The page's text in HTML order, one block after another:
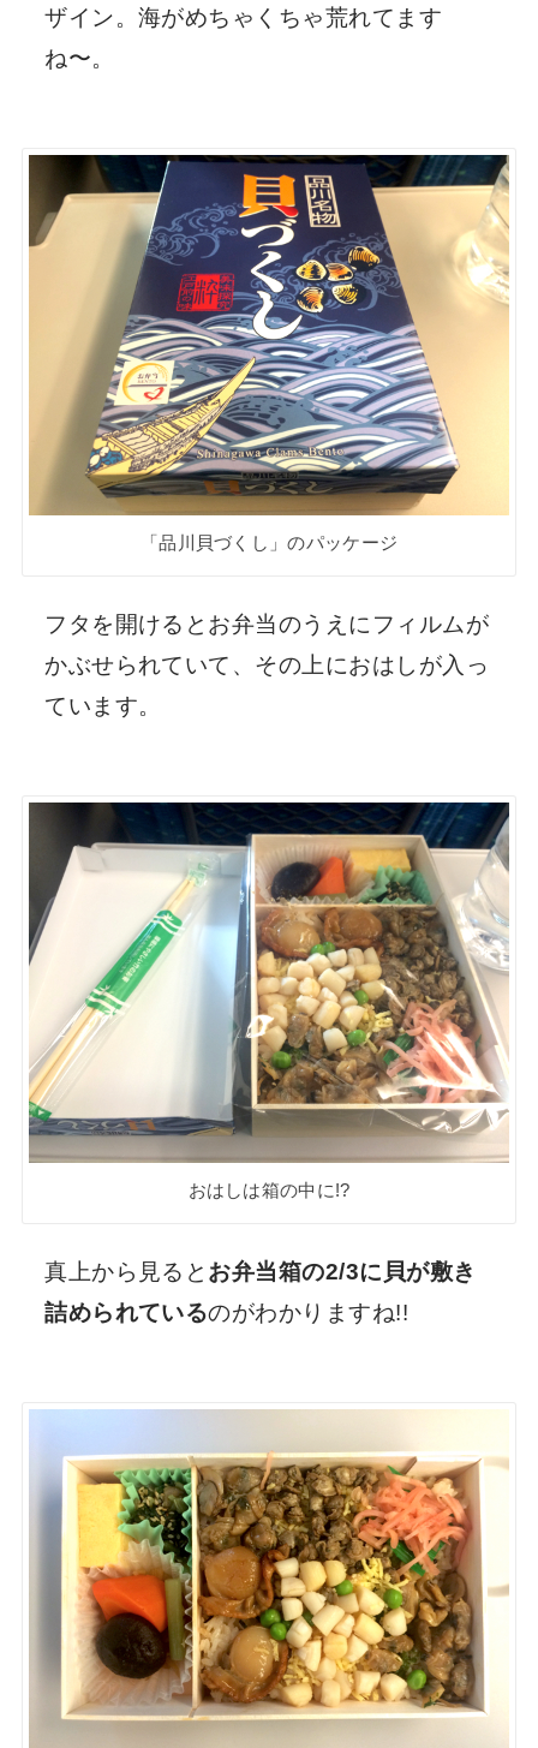
ザイン。海がめちゃくちゃ荒れてます
ね〜。
「品川貝づくし」のパッケージ
フタを開けるとお弁当のうえにフィルムが
かぶせられていて、その上におはしが入っ
ています。
おはしは箱の中に!?
真上から見ると お弁当箱の2/3に貝が敷き
詰められているのがわかりますね!!